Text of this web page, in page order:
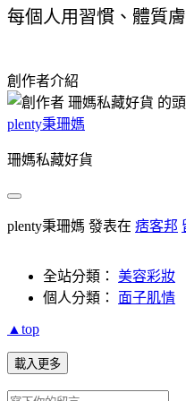
每個人用習慣、體質
創作者介紹
plenty秉珊媽
珊媽私藏好貨
plenty秉珊媽 發表在 痞客邦
全站分類： 美容彩妝
個人分類： 面子肌情
▲top
載入更多